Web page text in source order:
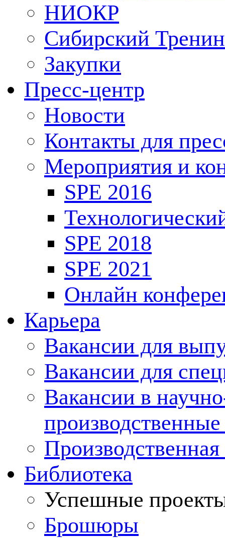
НИОКР
Сибирский
Закупки
Пресс-центр
Новости
Контакты для
Мероприятия и
SPE 2016
SPE 2018
SPE 2021
Онлайн
Карьера
Вакансии для
Вакансии для
Вакансии в
Производственная
Библиотека
Успешные
Брошюры